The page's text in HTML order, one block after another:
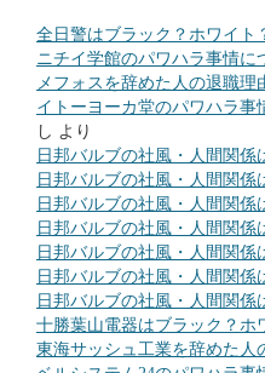
全日警はブラック？ホワイト
ニチイ学館のパワハラ事情に
メフォスを辞めた人の退職理
イトーヨーカ堂のパワハラ事
し より
日邦バルブの社風・人間関係
日邦バルブの社風・人間関係
日邦バルブの社風・人間関係
日邦バルブの社風・人間関係
日邦バルブの社風・人間関係
日邦バルブの社風・人間関係
日邦バルブの社風・人間関係
十勝葉山電器はブラック？ホ
東海サッシュ工業を辞めた人